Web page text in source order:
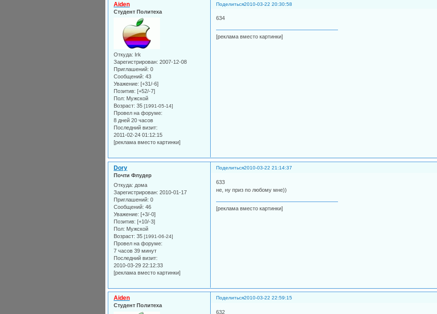
Поделиться2010-03-22 20:30:58
Aiden
Студент Политеха
Откуда: Irk
Зарегистрирован: 2007-12-08
Приглашений: 0
Сообщений: 43
Уважение: [+31/-6]
Позитив: [+52/-7]
Пол: Мужской
Возраст: 35 [1991-05-14]
Провел на форуме:
8 дней 20 часов
Последний визит:
2011-02-24 01:12:15
[реклама вместо картинки]
634
[реклама вместо картинки]
Поделиться2010-03-22 21:14:37
Dory
Почти Флудер
Откуда: дома
Зарегистрирован: 2010-01-17
Приглашений: 0
Сообщений: 46
Уважение: [+3/-0]
Позитив: [+10/-3]
Пол: Мужской
Возраст: 35 [1991-06-24]
Провел на форуме:
7 часов 39 минут
Последний визит:
2010-03-29 22:12:33
[реклама вместо картинки]
633
не, ну приз по любому мне))
[реклама вместо картинки]
Поделиться2010-03-22 22:59:15
Aiden
Студент Политеха
632